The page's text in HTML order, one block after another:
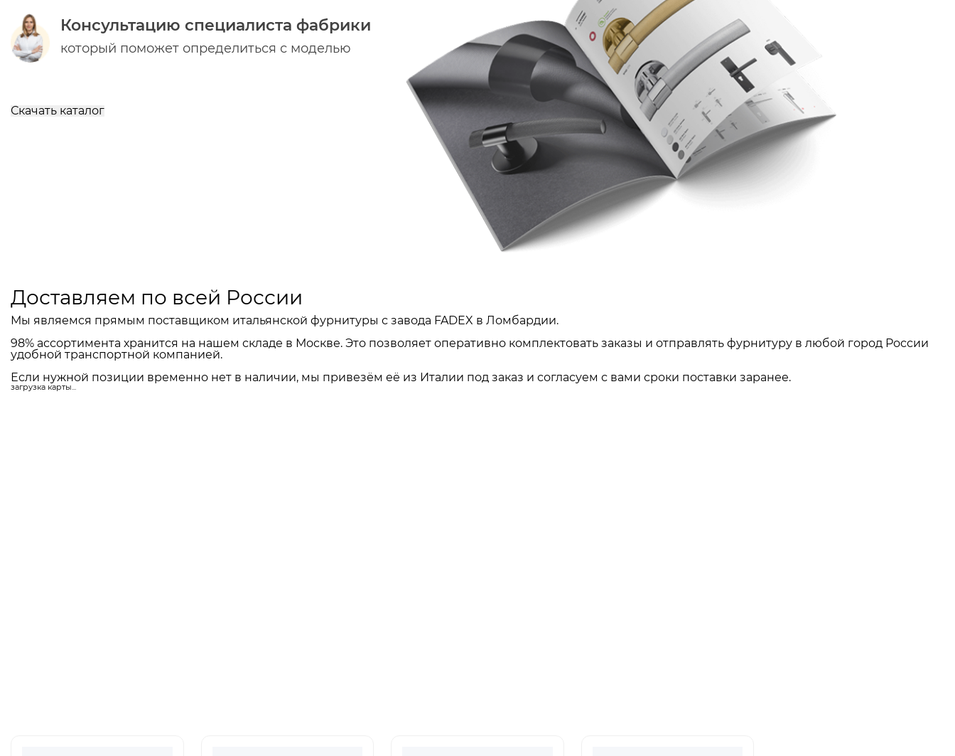
Консультацию специалиста фабрики
который поможет определиться с моделью
Скачать каталог
Доставляем по всей России
Мы являемся прямым поставщиком итальянской фурнитуры с завода FADEX в Ломбардии.
98% ассортимента хранится на нашем складе в Москве. Это позволяет оперативно комплектовать заказы и отправлять фурнитуру в любой город России
удобной транспортной компанией.
Если нужной позиции временно нет в наличии, мы привезём её из Италии под заказ и согласуем с вами сроки поставки заранее.
загрузка карты...